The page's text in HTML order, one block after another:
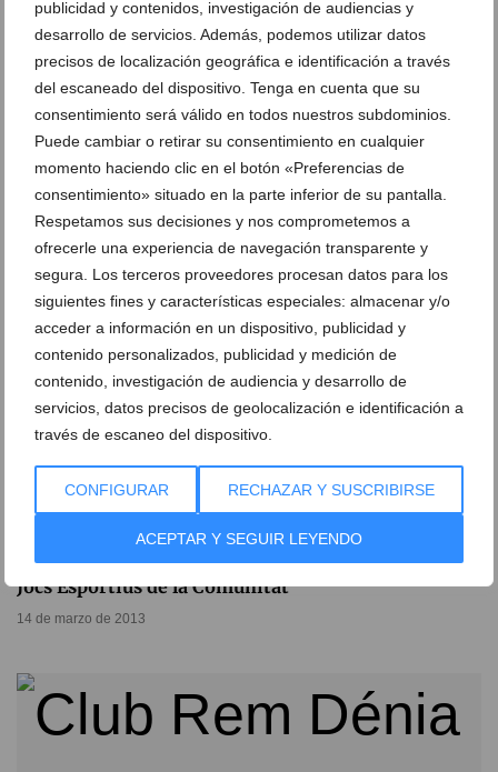
publicidad y contenidos, investigación de audiencias y
desarrollo de servicios. Además, podemos utilizar datos
precisos de localización geográfica e identificación a través
del escaneado del dispositivo. Tenga en cuenta que su
consentimiento será válido en todos nuestros subdominios.
Puede cambiar o retirar su consentimiento en cualquier
momento haciendo clic en el botón «Preferencias de
consentimiento» situado en la parte inferior de su pantalla.
Respetamos sus decisiones y nos comprometemos a
ofrecerle una experiencia de navegación transparente y
segura. Los terceros proveedores procesan datos para los
siguientes fines y características especiales: almacenar y/o
acceder a información en un dispositivo, publicidad y
contenido personalizados, publicidad y medición de
contenido, investigación de audiencia y desarrollo de
servicios, datos precisos de geolocalización e identificación a
través de escaneo del dispositivo.
CONFIGURAR RECHAZAR Y SUSCRIBIRSE
ACEPTAR Y SEGUIR LEYENDO
Juan Calvo fue quinto en la Copa de España de la
Clase Europa
05 de abril de 2013
Volvió la competición de vela en el RCN Dénia de los
Jocs Esportius de la Comunitat
14 de marzo de 2013